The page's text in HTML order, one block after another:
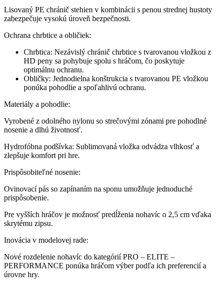
Lisovaný PE chránič stehien v kombinácii s penou strednej hustoty
zabezpečuje vysokú úroveň bezpečnosti.
Ochrana chrbtice a obličiek:
Chrbtica: Nezávislý chránič chrbtice s tvarovanou vložkou z
HD peny sa pohybuje spolu s hráčom, čo poskytuje
optimálnu ochranu.
Obličky: Jednodielna konštrukcia s tvarovanou PE vložkou
ponúka pohodlie a spoľahlivú ochranu.
Materiály a pohodlie:
Vyrobené z odolného nylonu so strečovými zónami pre pohodlné
nosenie a dlhú životnosť.
Hydrofóbna podšívka: Sublimovaná vložka odvádza vlhkosť a
zlepšuje komfort pri hre.
Prispôsobiteľné nosenie:
Ovinovací pás so zapínaním na sponu umožňuje jednoduché
prispôsobenie.
Pre vyšších hráčov je možnosť predĺženia nohavíc o 2,5 cm vďaka
skrytému zipsu.
Inovácia v modelovej rade:
Nové rozdelenie nohavíc do kategórií PRO – ELITE –
PERFORMANCE ponúka hráčom výber podľa ich preferencií a
úrovne hry.